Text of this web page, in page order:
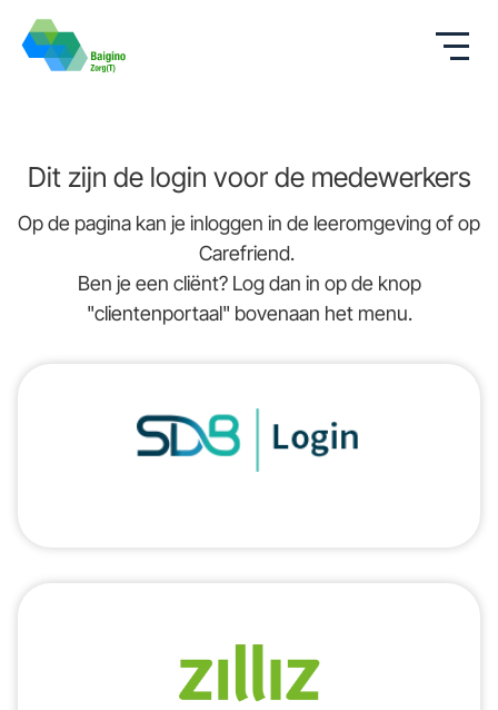
Dit zijn de login voor de medewerkers
Op de pagina kan je inloggen in de leeromgeving of op
Carefriend.
Ben je een cliënt? Log dan in op de knop
"clientenportaal" bovenaan het menu.